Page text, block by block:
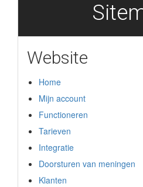
Website
Home
Mijn account
Functioneren
Tarieven
Integratie
Doorsturen van meningen
Klanten